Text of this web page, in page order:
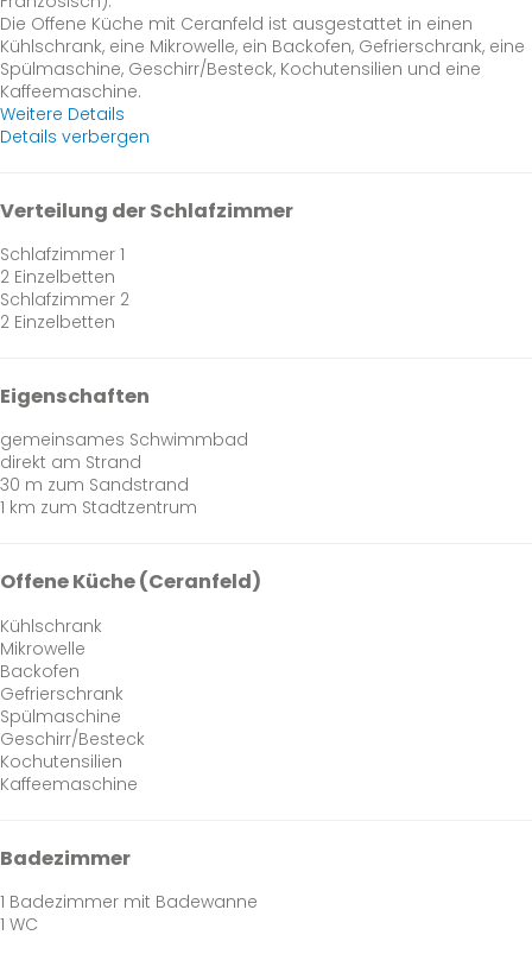
Die Offene Küche mit Ceranfeld ist ausgestattet in einen
Kühlschrank, eine Mikrowelle, ein Backofen, Gefrierschrank, eine
Spülmaschine, Geschirr/Besteck, Kochutensilien und eine
Kaffeemaschine.
Weitere Details
Details verbergen
Verteilung der Schlafzimmer
Schlafzimmer 1
2 Einzelbetten
Schlafzimmer 2
2 Einzelbetten
Eigenschaften
gemeinsames Schwimmbad
direkt am Strand
30 m zum Sandstrand
1 km zum Stadtzentrum
Offene Küche (Ceranfeld)
Kühlschrank
Mikrowelle
Backofen
Gefrierschrank
Spülmaschine
Geschirr/Besteck
Kochutensilien
Kaffeemaschine
Badezimmer
1 Badezimmer mit Badewanne
1 WC